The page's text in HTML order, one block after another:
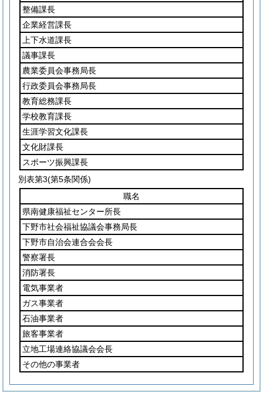
整備課長
企業経営課長
上下水道課長
議事課長
農業委員会事務局長
行政委員会事務局長
教育総務課長
学校教育課長
生涯学習文化課長
文化財課長
スポーツ振興課長
別表第3(第5条関係)
職名
県南健康福祉センター所長
下野市社会福祉協議会事務局長
下野市自治会連合会会長
警察署長
消防署長
電気事業者
ガス事業者
石油事業者
旅客事業者
立地工場連絡協議会会長
その他の事業者